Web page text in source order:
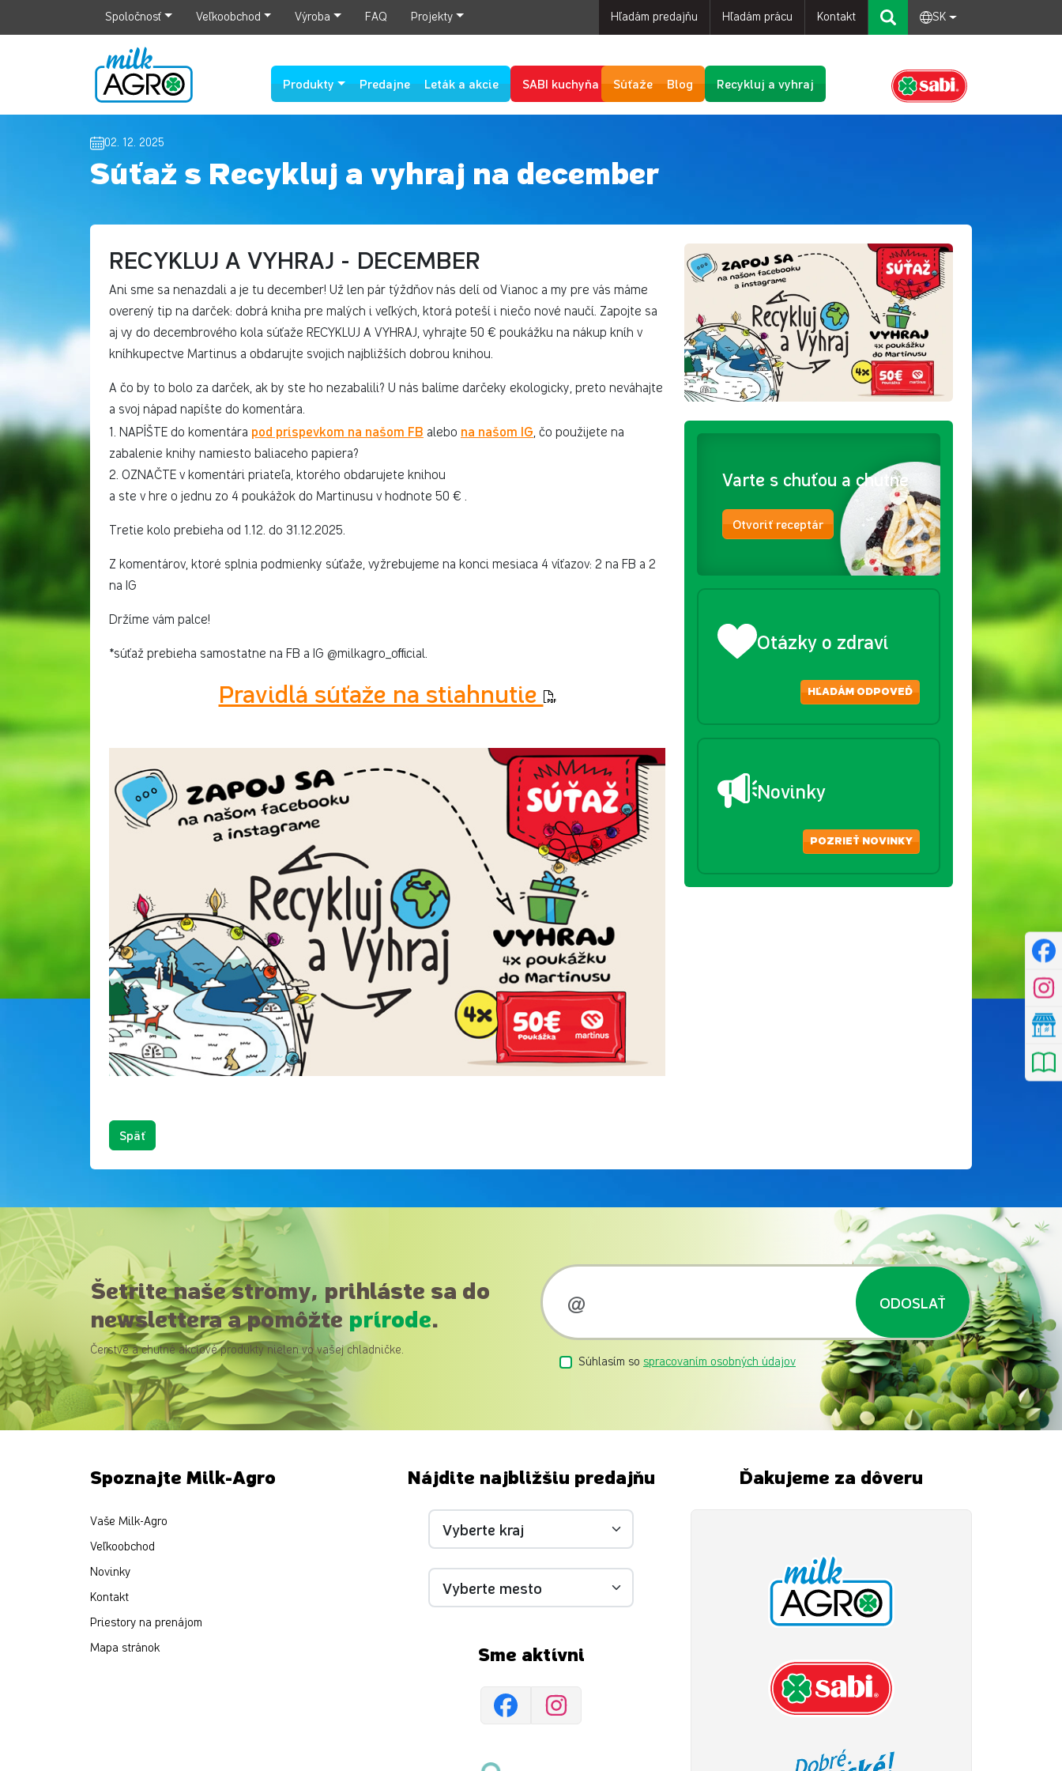
Spoločnosť Veľkoobchod Výroba FAQ Projekty Hľadám predajňu Hľadám prácu Kontakt SK
Produkty Predajne Leták a akcie SABI kuchyňa Súťaže Blog Recykluj a vyhraj
02. 12. 2025
Súťaž s Recykluj a vyhraj na december
RECYKLUJ A VYHRAJ - DECEMBER
Ani sme sa nenazdali a je tu december! Už len pár týždňov nás delí od Vianoc a my pre vás máme
overený tip na darček: dobrá kniha pre malých i veľkých, ktorá poteší i niečo nové naučí. Zapojte sa
aj vy do decembrového kola súťaže RECYKLUJ A VYHRAJ, vyhrajte 50 € poukážku na nákup kníh v
kníhkupectve Martinus a obdarujte svojich najbližších dobrou knihou.
A čo by to bolo za darček, ak by ste ho nezabalili? U nás balíme darčeky ekologicky, preto neváhajte
a svoj nápad napíšte do komentára.
1. NAPÍŠTE do komentára pod príspevkom na našom FB alebo na našom IG , čo použijete na
zabalenie knihy namiesto baliaceho papiera?
2. OZNAČTE v komentári priateľa, ktorého obdarujete knihou
a ste v hre o jednu zo 4 poukážok do Martinusu v hodnote 50 € .
Tretie kolo prebieha od 1.12. do 31.12.2025.
Z komentárov, ktoré splnia podmienky súťaže, vyžrebujeme na konci mesiaca 4 víťazov: 2 na FB a 2
na IG
Držíme vám palce!
*súťaž prebieha samostatne na FB a IG @milkagro_official.
Pravidlá súťaže na stiahnutie
Varte s chuťou a chutne
Otvoriť receptár
Otázky o zdraví
HĽADÁM ODPOVEĎ
Novinky
POZRIEŤ NOVINKY
Späť
Šetrite naše stromy, prihláste sa do
newslettera a pomôžte prírode.
Čerstvé a chutné akciové produkty nielen vo vašej chladničke.
ODOSLAŤ
Súhlasím so spracovaním osobných údajov
Spoznajte Milk-Agro
Vaše Milk-Agro
Veľkoobchod
Novinky
Kontakt
Priestory na prenájom
Mapa stránok
Nájdite najbližšiu predajňu
Sme aktívni
Ďakujeme za dôveru